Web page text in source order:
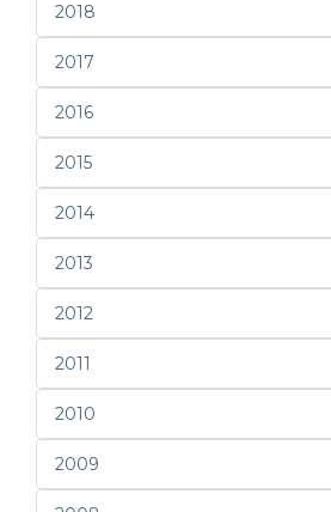
2018
2017
2016
2015
2014
2013
2012
2011
2010
2009